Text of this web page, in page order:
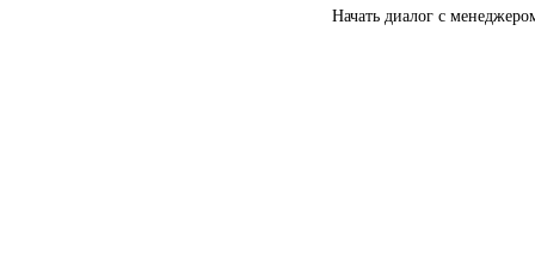
Начать диалог с